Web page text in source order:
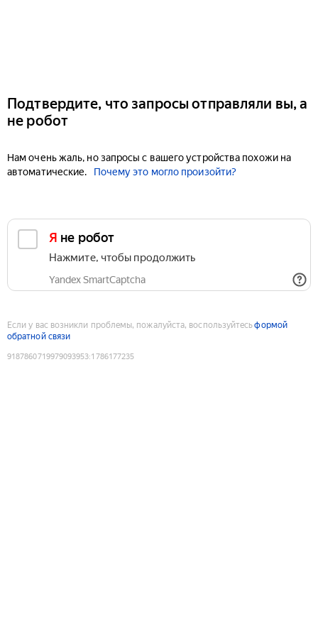
Подтвердите, что запросы отправляли вы, а
не робот
Нам очень жаль, но запросы с вашего устройства похожи на
автоматические.
Почему это могло произойти?
Я не робот
Нажмите, чтобы продолжить
Yandex SmartCaptcha
Если у вас возникли проблемы, пожалуйста, воспользуйтесьформой
обратной связи
9187860719979093953:1786177235